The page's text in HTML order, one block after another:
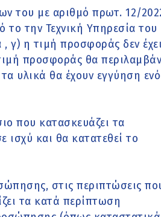
του με αριθμό πρωτ. 12/
την Τεχνική Υπηρεσία του
γ) η τιμή προσφοράς δεν έχει
προσφοράς θα
υλικά θα έχουν εγγύηση
που κατασκευάζει τα
ισχύ και θα κατατεθεί το
στις περιπτώσεις
τα κατά περίπτωση